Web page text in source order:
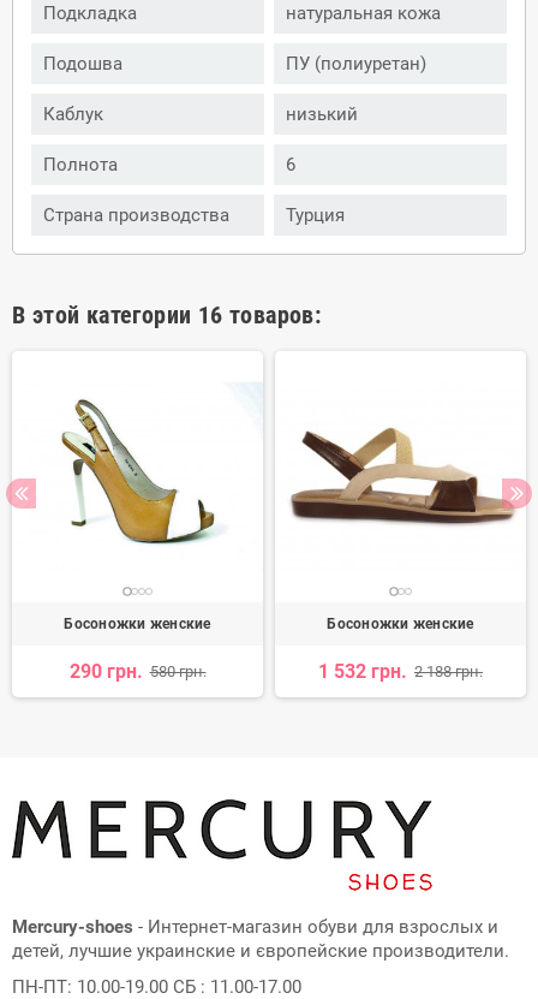
Подкладка натуральная кожа
Подошва ПУ (полиуретан)
Каблук низький
Полнота 6
Страна производства Турция
В этой категории 16 товаров:
Босоножки женские
290 грн. 580 грн.
Босоножки женские
1 532 грн. 2 188 грн.
Mercury-shoes - Интернет-магазин обуви для взрослых и
детей, лучшие украинские и європейские производители.
ПН-ПТ: 10.00-19.00 СБ : 11.00-17.00